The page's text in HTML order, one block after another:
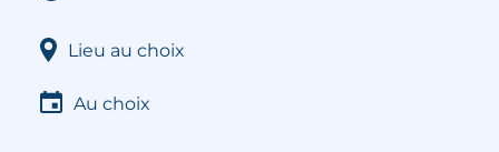
Lieu au choix
Au choix